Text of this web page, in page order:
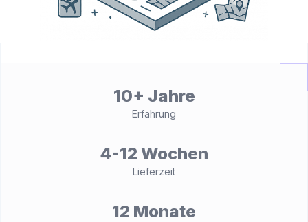
10+ Jahre
Erfahrung
4-12 Wochen
Lieferzeit
12 Monate